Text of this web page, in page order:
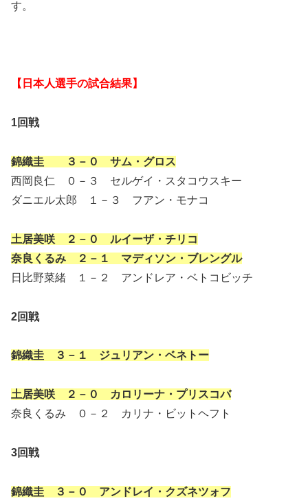
す。
【日本人選手の試合結果】
1回戦
錦織圭 ３－０ サム・グロス
西岡良仁 ０－３ セルゲイ・スタコウスキー
ダニエル太郎 １－３ フアン・モナコ
土居美咲 ２－０ ルイーザ・チリコ
奈良くるみ ２－１ マディソン・ブレングル
日比野菜緒 １－２ アンドレア・ベトコビッチ
2回戦
錦織圭 ３－１ ジュリアン・ベネトー
土居美咲 ２－０ カロリーナ・プリスコバ
奈良くるみ ０－２ カリナ・ビットヘフト
3回戦
錦織圭 ３－０ アンドレイ・クズネツォフ